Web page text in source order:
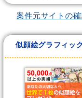
案件元サイトの
似顔絵グラフィッ